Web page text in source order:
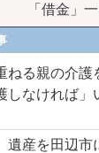
「借金」
ねる親の介
しなければ」
遺産を田辺